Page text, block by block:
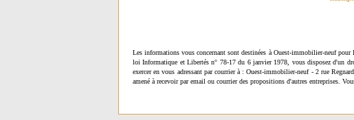
Les informations vous concernant sont destinées à Ouest-immobilier-neuf
loi Informatique et Libertés n° 78-17 du 6 janvier 1978, vous disposez d'un
exercer en vous adressant par courrier à : Ouest-immobilier-neuf - 2 rue
amené à recevoir par email ou courrier des propositions d'autres entreprises.